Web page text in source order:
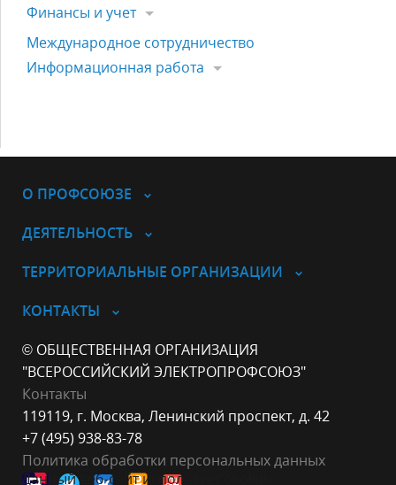
Финансы и учет
Международное сотрудничество
Информационная работа
О ПРОФСОЮЗЕ
ДЕЯТЕЛЬНОСТЬ
ТЕРРИТОРИАЛЬНЫЕ ОРГАНИЗАЦИИ
КОНТАКТЫ
© ОБЩЕСТВЕННАЯ ОРГАНИЗАЦИЯ
"ВСЕРОССИЙСКИЙ ЭЛЕКТРОПРОФСОЮЗ"
Контакты
119119, г. Москва, Ленинский проспект, д. 42
+7 (495) 938-83-78
Политика обработки персональных данных
Данный веб-сайт использует cookie-